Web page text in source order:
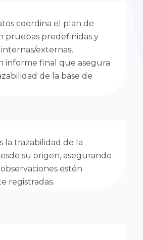
coordina el plan de
pruebas predefinidas y
externas,
informe final que asegura
de la base de
la trazabilidad de la
su origen, asegurando
estén
registradas.